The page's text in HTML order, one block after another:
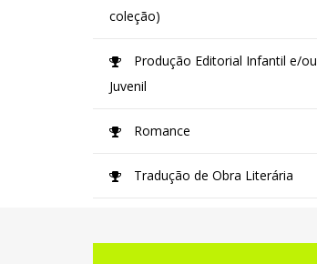
coleção)
Produção Editorial Infantil e/ou
Juvenil
Romance
Tradução de Obra Literária